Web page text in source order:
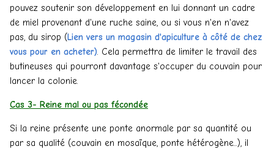
pouvez soutenir son développement en lui donnant un cadre
de miel provenant d'une ruche saine, ou si vous n'en n'avez
pas, du sirop (Lien vers un magasin d'apiculture à côté de chez
vous pour en acheter) . Cela permettra de limiter le travail des
butineuses qui pourront davantage s'occuper du couvain pour
lancer la colonie.
Cas 3- Reine mal ou pas fécondée
Si la reine présente une ponte anormale par sa quantité ou
par sa qualité (couvain en mosaïque, ponte hétérogène...), il